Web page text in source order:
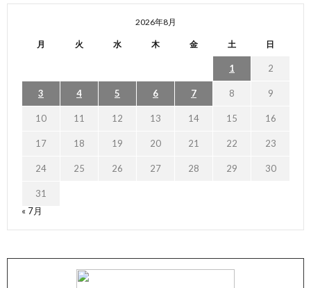
2026年8月
月 火 水 木 金 土 日
1 2
3 4 5 6 7 8 9
10 11 12 13 14 15 16
17 18 19 20 21 22 23
24 25 26 27 28 29 30
31
« 7月